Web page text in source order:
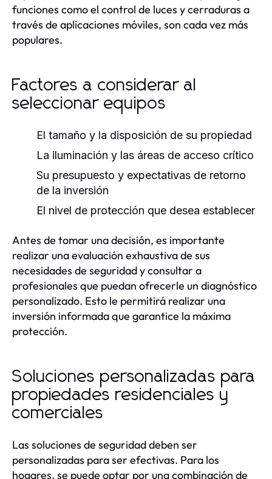
funciones como el control de luces y cerraduras a
través de aplicaciones móviles, son cada vez más
populares.
Factores a considerar al
seleccionar equipos
El tamaño y la disposición de su propiedad
La iluminación y las áreas de acceso crítico
Su presupuesto y expectativas de retorno
de la inversión
El nivel de protección que desea establecer
Antes de tomar una decisión, es importante
realizar una evaluación exhaustiva de sus
necesidades de seguridad y consultar a
profesionales que puedan ofrecerle un diagnóstico
personalizado. Esto le permitirá realizar una
inversión informada que garantice la máxima
protección.
Soluciones personalizadas para
propiedades residenciales y
comerciales
Las soluciones de seguridad deben ser
personalizadas para ser efectivas. Para los
hogares, se puede optar por una combinación de